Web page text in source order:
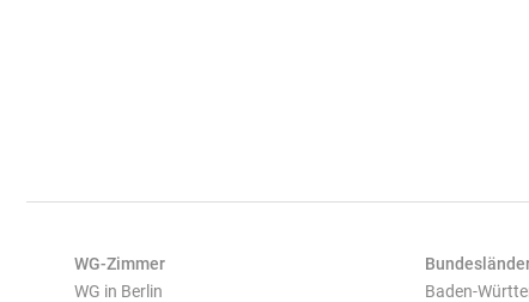
WG-Zimmer
WG in Berlin
Baden-